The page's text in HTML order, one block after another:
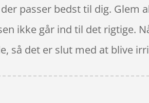
passer bedst til dig. Glem
ikke går ind til det rigtige.
så det er slut med at blive